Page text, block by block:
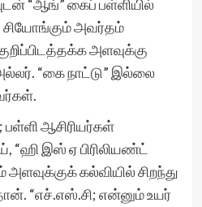
“ஆங்” கைப் பள்ளியில்
சியோங்கும் அவர்தம்
அளவுக்கு
“கை நாட்டு” இல்லை
ஆசிரியர்கள்
“ஹி இஸ் ஏ பிரிலியண்ட்
அளவுக்குக் கல்வியில் சிறந்து
“எச்.எஸ்.சி; என்னும் உயர்